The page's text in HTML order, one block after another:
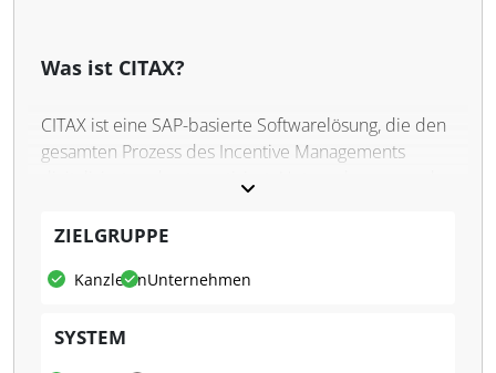
Was ist CITAX?
CITAX ist eine SAP-basierte Softwarelösung, die den
gesamten Prozess des Incentive Managements
Zuwendungen nach § 37b EStG bis hin zur
unterstützt. CITAX integriert sich vollständig in
benutzerfreundliche Web-Oberfläche mit
ZIELGRUPPE
KanzleienUnternehmen
SYSTEM